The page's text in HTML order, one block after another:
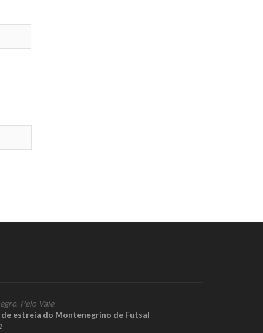
Pelo Vale
estreia do Montenegrino de Futsal